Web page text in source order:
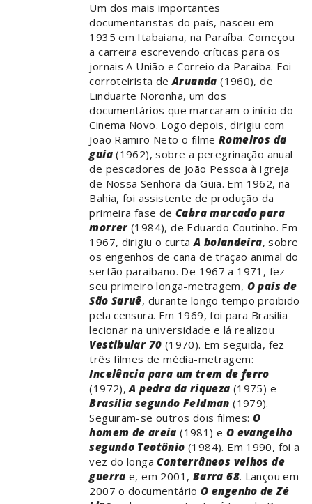
Um dos mais importantes
documentaristas do país, nasceu em
1935 em Itabaiana, na Paraíba. Começou
a carreira escrevendo críticas para os
jornais A União e Correio da Paraíba. Foi
corroteirista deAruanda (1960), de
Linduarte Noronha, um dos
documentários que marcaram o início do
Cinema Novo. Logo depois, dirigiu com
João Ramiro Neto o filmeRomeiros da
guia(1962), sobre a peregrinação anual
de pescadores de João Pessoa à Igreja
de Nossa Senhora da Guia. Em 1962, na
Bahia, foi assistente de produção da
primeira fase de Cabra marcado para
morrer (1984), de Eduardo Coutinho. Em
1967, dirigiu o curtaA bolandeira, sobre
os engenhos de cana de tração animal do
sertão paraibano. De 1967 a 1971, fez
seu primeiro longa-metragem, O país de
São Saruê, durante longo tempo proibido
pela censura. Em 1969, foi para Brasília
lecionar na universidade e lá realizou
Vestibular 70 (1970). Em seguida, fez
três filmes de média-metragem:
Incelência para um trem de ferro
(1972),A pedra da riqueza (1975) e
Brasília segundo Feldman (1979).
Seguiram-se outros dois filmes: O
homem de areia (1981) e O evangelho
segundo Teotônio (1984). Em 1990, foi a
vez do longaConterrâneos velhos de
guerra e, em 2001, Barra 68. Lançou em
2007 o documentárioO engenho de Zé